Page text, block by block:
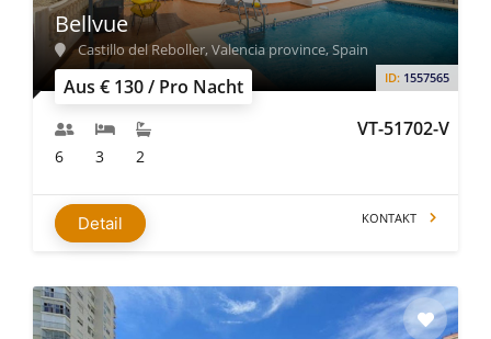
Aus € 130 / Pro Nacht ID: 1557565
VT-51702-V
Bellvue
Castillo del Reboller, Valencia province, Spain
6 3 2
Detail KONTAKT